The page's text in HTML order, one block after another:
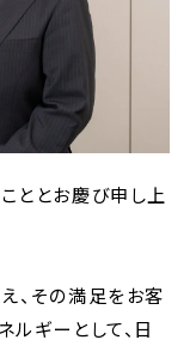
ととお慶び申し上
、その満足をお客
ルギーとして、日